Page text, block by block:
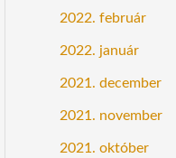
2022. február
2022. január
2021. december
2021. november
2021. október